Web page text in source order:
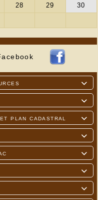
Facebook



plan cadastral



